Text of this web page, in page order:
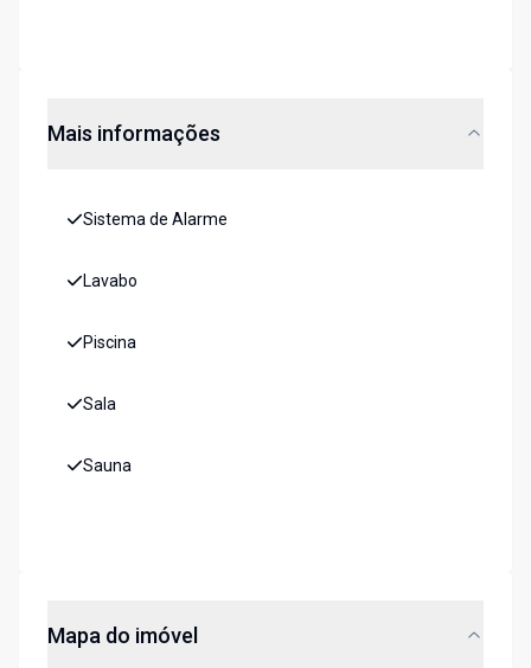
Mais informações
Sistema de Alarme
Lavabo
Piscina
Sala
Sauna
Mapa do imóvel